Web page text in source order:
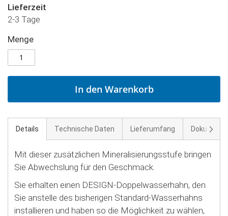
Lieferzeit
2-3 Tage
Menge
In den Warenkorb
Details Technische Daten Lieferumfang
Mit dieser zusätzlichen Mineralisierungsstufe bringen
Sie Abwechslung für den Geschmack.
Sie erhalten einen DESIGN-Doppelwasserhahn, den
Sie anstelle des bisherigen Standard-Wasserhahns
installieren und haben so die Möglichkeit zu wählen,